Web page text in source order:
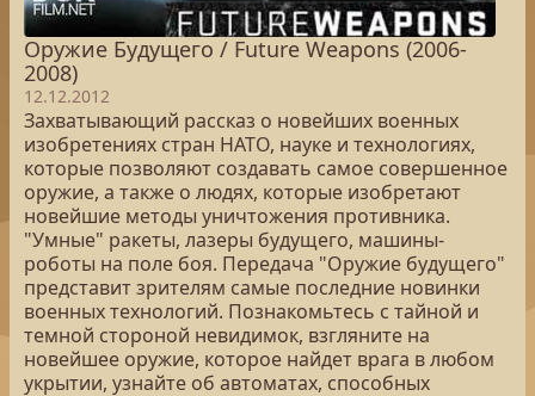
Оружие Будущего / Future Weapons (2006-
2008)
12.12.2012
Захватывающий рассказ о новейших военных
изобретениях стран НАТО, науке и технологиях,
которые позволяют создавать самое совершенное
оружие, а также о людях, которые изобретают
новейшие методы уничтожения противника.
"Умные" ракеты, лазеры будущего, машины-
роботы на поле боя. Передача "Оружие будущего"
представит зрителям самые последние новинки
военных технологий. Познакомьтесь с тайной и
темной стороной невидимок, взгляните на
новейшее оружие, которое найдет врага в любом
укрытии, узнайте об автоматах, способных